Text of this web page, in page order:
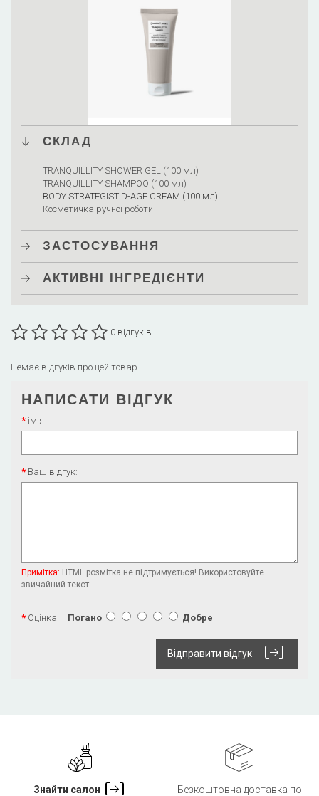
СКЛАД
TRANQUILLITY SHOWER GEL (100 мл)
TRANQUILLITY SHAMPOO (100 мл)
BODY STRATEGIST D-AGE CREAM (100 мл)
Косметичка ручної роботи
ЗАСТОСУВАННЯ
АКТИВНІ ІНГРЕДІЄНТИ
0 відгуків
Немає відгуків про цей товар.
НАПИСАТИ ВІДГУК
ім'я
Ваш відгук:
Примітка: HTML розмітка не підтримується! Використовуйте
звичайний текст.
Оцінка Погано Добре
Відправити відгук
Знайти салон
Безкоштовна доставка по